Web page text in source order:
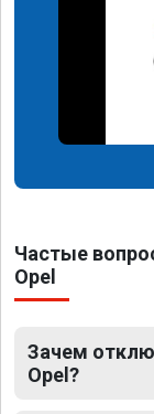
Частые
Opel
Зачем
Opel?